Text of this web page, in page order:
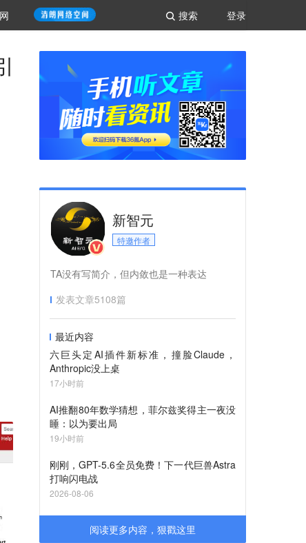
登录
搜索
新智元
特邀作者
TA没有写简介，但内敛也是一种表达
发表文章5108篇
最近内容
六巨头定AI插件新标准，撞脸Claude，
Anthropic没上桌
17小时前
AI推翻80年数学猜想，菲尔兹奖得主一夜没
睡：以为要出局
19小时前
刚刚，GPT-5.6全员免费！下一代巨兽Astra
打响闪电战
2026-08-06
阅读更多内容，狠戳这里